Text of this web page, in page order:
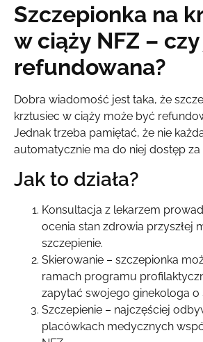
Szczepionka na
w ciąży NFZ –
refundowana?
Dobra wiadomość jest taka, że
krztusiec w ciąży może być
Jednak trzeba pamiętać, że nie
automatycznie ma do niej dostęp za
Jak to działa?
Konsultacja z lekarzem
ocenia stan zdrowia przyszłej
szczepienie.
Skierowanie – szczepionka
ramach programu
zapytać swojego ginekologa o
Szczepienie – najczęściej
placówkach medycznych